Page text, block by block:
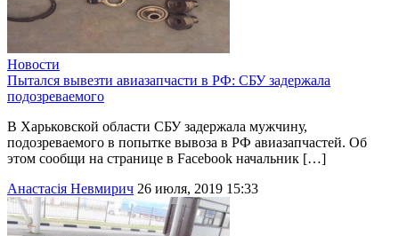
Новости
Пытался вывезти авиазапчасти в РФ: СБУ задержала
подозреваемого
В Харьковской области СБУ задержала мужчину,
подозреваемого в попытке вывоза в РФ авиазапчастей. Об
этом сообщи на странице в Facebook начальник […]
Анастасія Невмирич 26 июля, 2019 15:33